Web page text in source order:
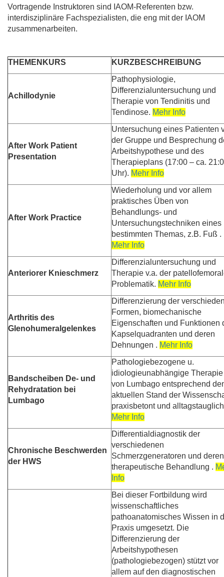
Vortragende Instruktoren sind IAOM-Referenten bzw.
interdisziplinäre Fachspezialisten, die eng mit der IAOM
zusammenarbeiten.
THEMENKURS KURZBESCHREIBUNG
Achillodynie
Pathophysiologie,
Differenzialuntersuchung und
Therapie von Tendinitis und
Tendinose. Mehr Info
After Work Patient
Presentation
Untersuchung eines Patienten
der Gruppe und Besprechung
Arbeitshypothese und des
Therapieplans (17:00 – ca.
Uhr). Mehr Info
After Work Practice
Wiederholung und vor allem
praktisches Üben von
Behandlungs- und
Untersuchungstechniken eines
bestimmten Themas, z.B. Fuß .
Mehr Info
Anteriorer Knieschmerz
Differenzialuntersuchung und
Therapie v.a. der
Problematik. Mehr Info
Arthritis des
Glenohumeralgelenkes
Differenzierung der
Formen, biomechanische
Eigenschaften und Funktionen
Kapselquadranten und deren
Dehnungen . Mehr Info
Bandscheiben De- und
Rehydratation bei
Lumbago
Pathologiebezogene u.
idiologieunabhängige Therapie
von Lumbago entsprechend
aktuellen Stand der
praxisbetont und
Mehr Info
Chronische Beschwerden
der HWS
Differentialdiagnostik der
verschiedenen
Schmerzgeneratoren und deren
therapeutische Behandlung .
Info
Bei dieser Fortbildung wird
wissenschaftliches
pathoanatomisches Wissen in
Praxis umgesetzt. Die
Differenzierung der
Arbeitshypothesen
(pathologiebezogen) stützt vor
allem auf den diagnostischen